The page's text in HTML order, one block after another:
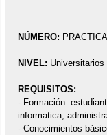
NÚMERO:
NIVEL: Universitarios
REQUISITOS:
- Formación:
informatica,
- Conocimientos